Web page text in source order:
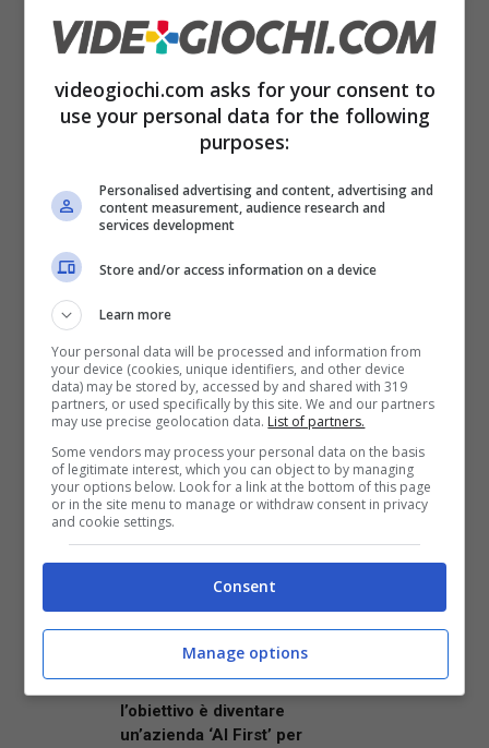
Ecco le immagini:
FONTE:Dualshockers
Articoli recenti
progetto AI di Elon Musk è
News
ASUS ProArt si Amplia:
Presentato il Nuovo Box
SSD di Fascia Alta con
Velocità di Trasferimento
fino a 40 Gbps
News
Prezzo del preordine su
PS5 in calo
l’obiettivo è diventare
un’azienda ‘AI First’ per
videogiochi.com asks for your consent to
use your personal data for the following
purposes:
Personalised advertising and content, advertising and
content measurement, audience research and
services development
Store and/or access information on a device
Learn more
Your personal data will be processed and information from
your device (cookies, unique identifiers, and other device
data) may be stored by, accessed by and shared with 319
partners, or used specifically by this site. We and our partners
may use precise geolocation data. List of partners.
Some vendors may process your personal data on the basis
of legitimate interest, which you can object to by managing
your options below. Look for a link at the bottom of this page
or in the site menu to manage or withdraw consent in privacy
and cookie settings.
Consent
Manage options